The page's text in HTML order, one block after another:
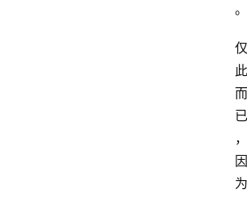
。
仅
此
而
已
，
因
为